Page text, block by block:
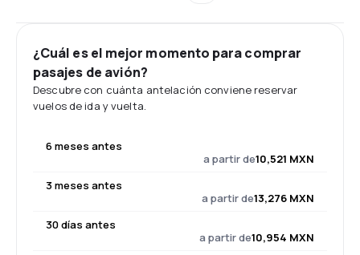
¿Cuál es el mejor momento para comprar
pasajes de avión?
Descubre con cuánta antelación conviene reservar
vuelos de ida y vuelta.
6 meses antes
a partir de10,521 MXN
3 meses antes
a partir de13,276 MXN
30 días antes
a partir de10,954 MXN